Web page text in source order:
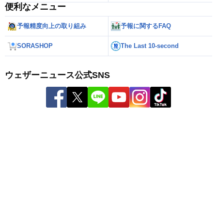
便利なメニュー
予報精度向上の取り組み 予報に関するFAQ
SORASHOP The Last 10-second
ウェザーニュース公式SNS